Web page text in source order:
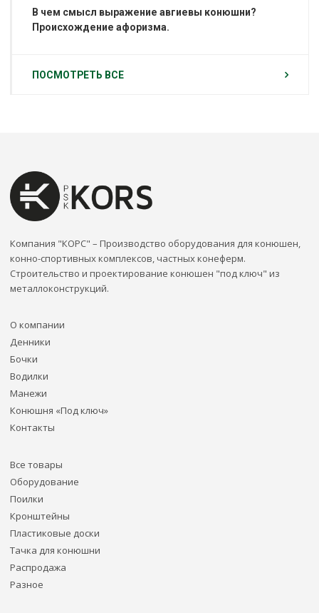
В чем смысл выражение авгиевы конюшни?
Происхождение афоризма.
ПОСМОТРЕТЬ ВСЕ
Компания "КОРС" – Производство оборудования для конюшен,
конно-спортивных комплексов, частных конеферм.
Строительство и проектирование конюшен "под ключ" из
металлоконструкций.
О компании
Денники
Бочки
Водилки
Манежи
Конюшня «Под ключ»
Контакты
Все товары
Оборудование
Поилки
Кронштейны
Пластиковые доски
Тачка для конюшни
Распродажа
Разное